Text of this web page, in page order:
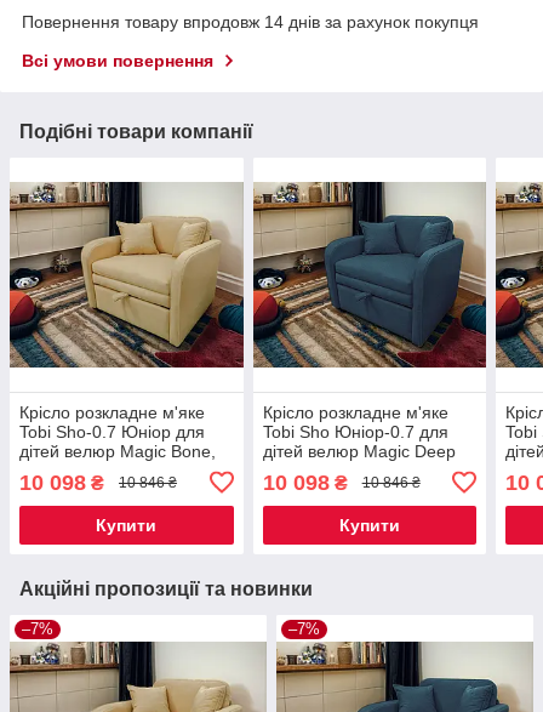
Повернення товару впродовж 14 днів за рахунок покупця
Всі умови повернення
Подібні товари компанії
Крісло розкладне м'яке
Tobi Sho-0.7 Юніор для
дітей велюр Magic Bone,
10 098 ₴ 10 846 ₴
Купити
Крісло розкладне м'яке
Tobi Sho Юніор-0.7 для
дітей велюр Magic Deep
Ocean, 880х800х800 мм
10 098₴ 10 846 ₴
Купити
Tobi
10
Акційні пропозиції та новинки
–7% –7%